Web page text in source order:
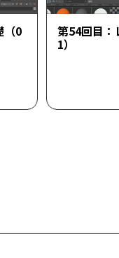
（0 第54回目：
1）